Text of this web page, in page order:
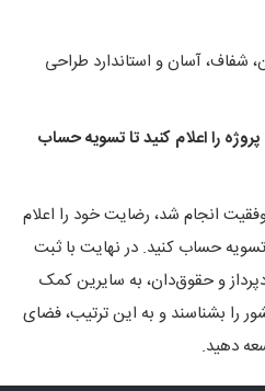
شفاف، آسان و استاندارد طراحی
100%، اتمام پروژه را اعلام کنید تا تسویه حساب
انجام شد، رضایت خود را اعلام
حساب کنید. در نهایت با ثبت
و حقوق‌دان، به سایرین کمک
را بشناسند و به این ترتیب، فضای
دهید.